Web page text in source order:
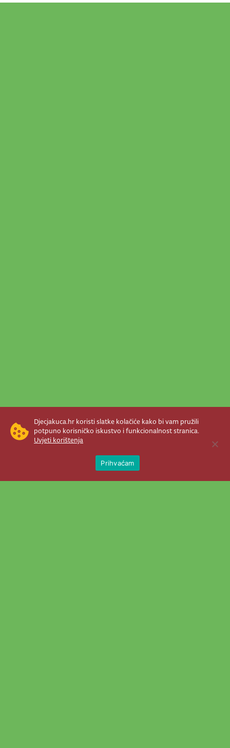
Djecjakuca.hr koristi slatke kolačiće kako bi vam pružili
potpuno korisničko iskustvo i funkcionalnost stranica.
Uvjeti korištenja
Prihvaćam